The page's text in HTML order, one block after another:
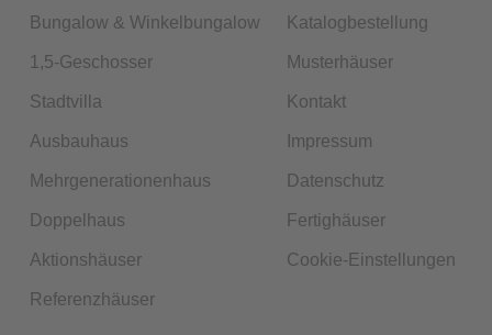
Bungalow & Winkelbungalow
1,5-Geschosser
Stadtvilla
Ausbauhaus
Mehrgenerationenhaus
Doppelhaus
Aktionshäuser
Referenzhäuser
Katalogbestellung
Musterhäuser
Kontakt
Impressum
Datenschutz
Fertighäuser
Cookie-Einstellungen